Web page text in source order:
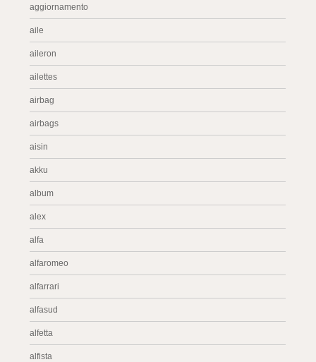
aggiornamento
aile
aileron
ailettes
airbag
airbags
aisin
akku
album
alex
alfa
alfaromeo
alfarrari
alfasud
alfetta
alfista